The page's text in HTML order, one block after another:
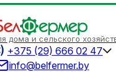
дома и сельского
+375 (29) 666 02 47
info@belfermer.by